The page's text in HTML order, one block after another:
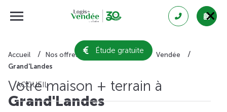
Étude gratuite
ACCUEIL
Accueil Nos offres de maison + terrain
Vendée
Grand'Landes
Votre maison + terrain à
Grand'Landes